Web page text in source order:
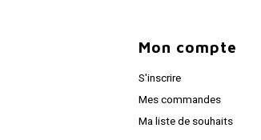
Mon compte
S'inscrire
Mes commandes
Ma liste de souhaits